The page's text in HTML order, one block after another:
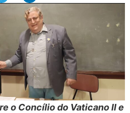
o Concílio do Vaticano II e